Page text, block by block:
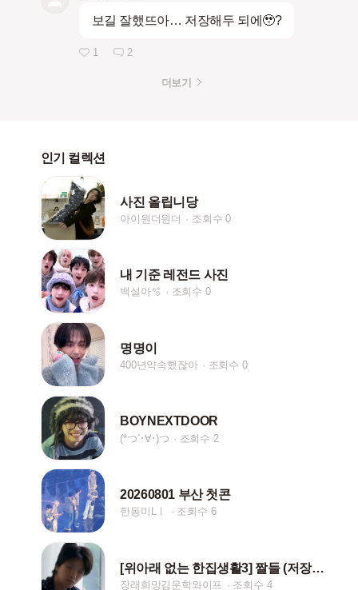
보길 잘했뜨아… 저장해두 되에🥹?
1 2
더보기
인기 컬렉션
사진 올립니당
아이원더원더 조회수 0
내 기준 레전드 사진
백설아🫧 조회수 0
명명이
400년약속했잖아 조회수 0
BOYNEXTDOOR
(*つ´･∀･)つ 조회수 2
20260801 부산 첫콘
한동미Lㅣ 조회수 6
[위아래 없는 한집생활3] 짤들 (저장시 핱/댓)
장래희망김운학와이프 조회수 4